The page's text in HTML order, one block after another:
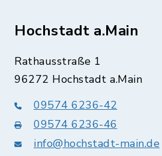
Hochstadt a.Main
Rathausstraße 1
96272 Hochstadt a.Main
09574 6236-42
09574 6236-46
info@hochstadt-main.de